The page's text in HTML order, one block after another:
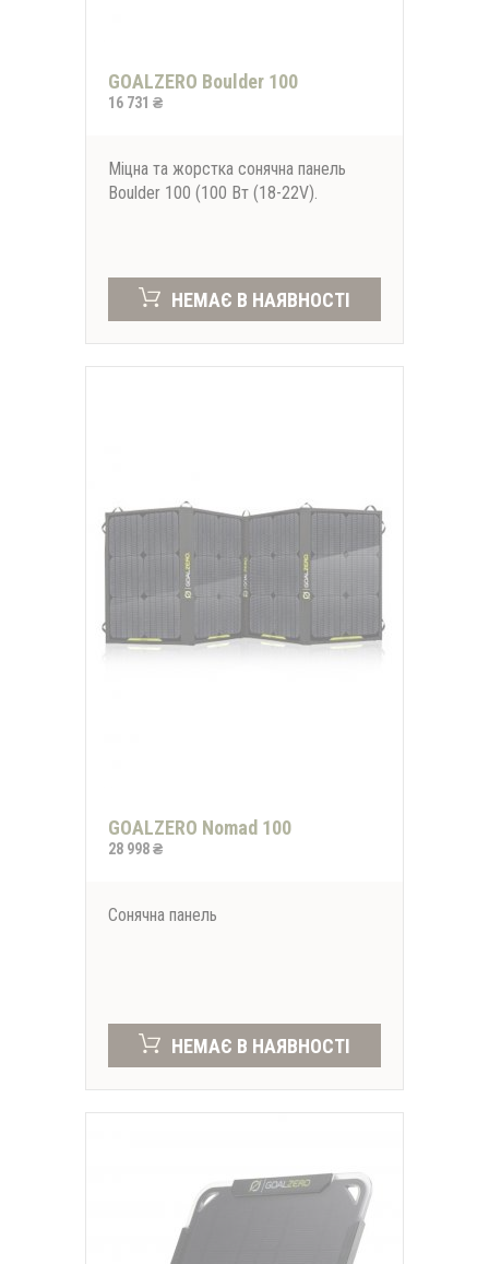
GOALZERO Boulder 100
16 731 ₴
Міцна та жорстка сонячна панель
Boulder 100 (100 Вт (18-22V).
НЕМАЄ В НАЯВНОСТІ
GOALZERO Nomad 100
28 998 ₴
Сонячна панель
НЕМАЄ В НАЯВНОСТІ